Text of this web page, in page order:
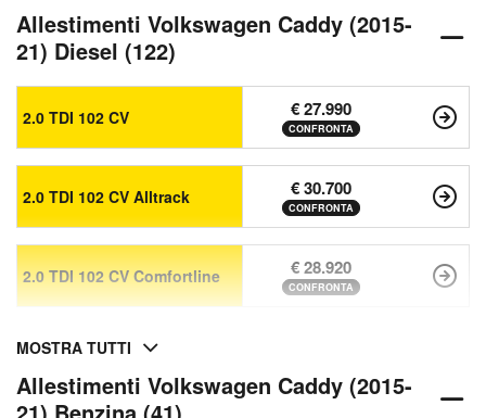
Allestimenti Volkswagen Caddy (2015-
21) Diesel (122)
2.0 TDI 102 CV € 27.990
CONFRONTA
2.0 TDI 102 CV Alltrack € 30.700
CONFRONTA
2.0 TDI 102 CV Comfortline € 28.920
CONFRONTA
MOSTRA TUTTI
Allestimenti Volkswagen Caddy (2015-
21) Benzina (41)